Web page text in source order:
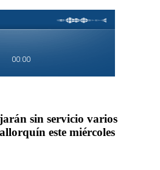
sin servicio varios
este miércoles